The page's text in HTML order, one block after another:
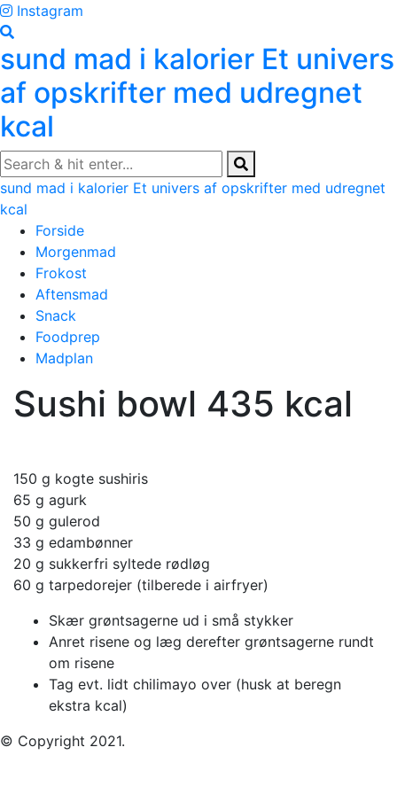
Skip
to
content
Instagram
sund mad i kalorier Et univers
af opskrifter med udregnet
kcal
sund mad i kalorier Et univers af opskrifter med udregnet
kcal
Forside
Morgenmad
Frokost
Aftensmad
Snack
Foodprep
Madplan
Sushi bowl 435 kcal
150 g kogte sushiris
65 g agurk
50 g gulerod
33 g edambønner
20 g sukkerfri syltede rødløg
60 g tarpedorejer (tilberede i airfryer)
Skær grøntsagerne ud i små stykker
Anret risene og læg derefter grøntsagerne rundt
om risene
Tag evt. lidt chilimayo over (husk at beregn
ekstra kcal)
© Copyright 2021.